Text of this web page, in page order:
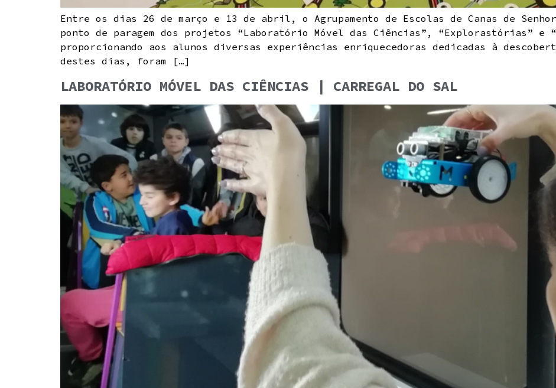
Entre os dias 26 de março e 13 de abril, o Agrupamento de Escolas de Canas de
ponto de paragem dos projetos “Laboratório Móvel das Ciências”, “Explorastórias” e
proporcionando aos alunos diversas experiências enriquecedoras dedicadas à
destes dias, foram […]
LABORATÓRIO MÓVEL DAS CIÊNCIAS | CARREGAL DO SAL